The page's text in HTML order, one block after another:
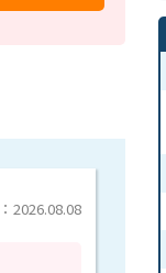
2026.08.08